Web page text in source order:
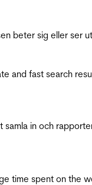
beter sig eller ser
and fast search
in och
time spent on the